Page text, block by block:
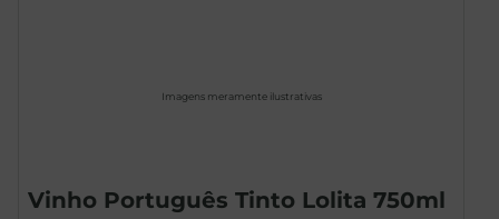
Imagens meramente ilustrativas
Vinho Português Tinto Lolita 750ml